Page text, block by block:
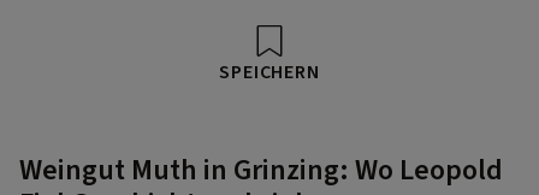
SPEICHERN
Weingut Muth in Grinzing: Wo Leopold